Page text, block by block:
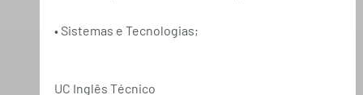
• Sistemas e Tecnologias;
UC Inglês Técnico